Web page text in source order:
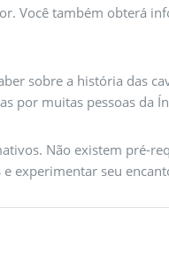
Você também obterá
sobre a história das
por muitas pessoas da
Não existem pré-
experimentar seu